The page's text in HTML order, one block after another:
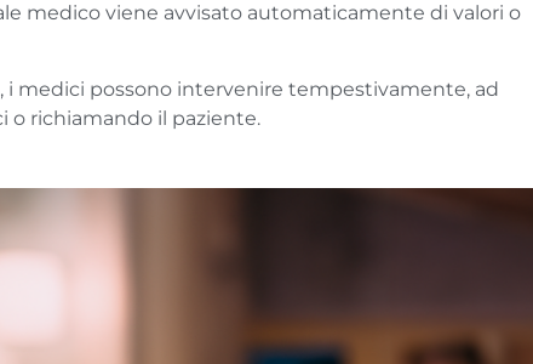
medico viene avvisato automaticamente di valori o
i medici possono intervenire tempestivamente, ad
o richiamando il paziente.